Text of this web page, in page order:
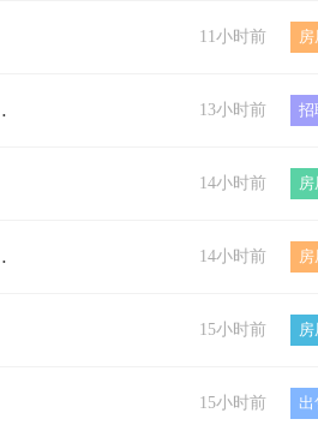
11小时前 房
13小时前 招
14小时前 房
14小时前 房
15小时前 房
15小时前 出